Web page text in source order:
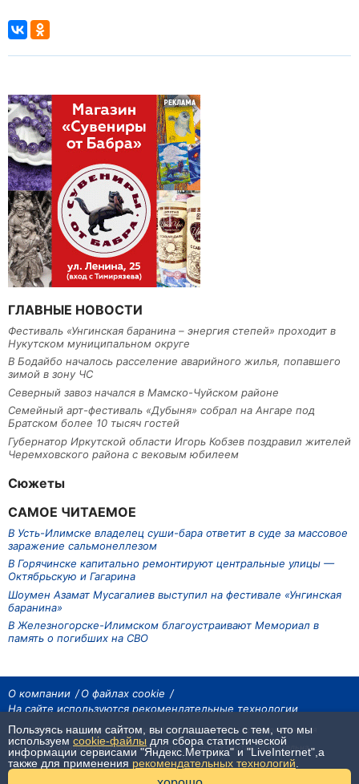
ГЛАВНЫЕ НОВОСТИ
Фестиваль «Унгинская баранина – энергия степей» проходит в
Нукутском муниципальном округе
В Бодайбо началось расселение аварийного жилья, попавшего
зимой в зону ЧС
Северный завоз начался в Мамско-Чуйском районе
Семейный арт-фестиваль «Дубыня» собрал на Ангаре под
Братском более 10 тысяч гостей
Губернатор Иркутской области Игорь Кобзев поздравил жителей
Черемховского района с вековым юбилеем
Сюжеты
САМОЕ ЧИТАЕМОЕ
В Усть-Илимске владелец суши-бара ответит в суде за массовое
заражение сальмонеллезом
В Горячинске капитально ремонтируют центральные улицы —
Октябрьскую и Гагарина
Шоумен Азамат Мусагалиев выступил на фестивале «Унгинская
баранина»
В Железногорске-Илимском благоустраивают Мемориал в
память о погибших на СВО
О компании
О файлах cookie
На сайте используются рекомендательные технологии
На сайте размещаются материалы ИА «Наш Север». Все права охраняются
законом.
При использовании материалов агентства на других сайтах, обязательна
гиперссылка.
Пользуясь нашим сайтом, вы соглашаетесь с тем, что мы
используем cookie-файлы для сбора статистической
информации сервисами "Яндекс.Метрика" и "LiveInternet",а
также для применения рекомендательных технологий